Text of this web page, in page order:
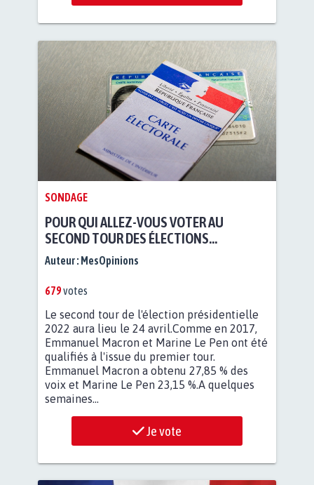
SONDAGE
POUR QUI ALLEZ-VOUS VOTER AU
SECOND TOUR DES ÉLECTIONS
PRÉSIDENTIELLES DE 2022 ?
Auteur : MesOpinions
679votes
Le second tour de l'élection présidentielle
2022 aura lieu le 24 avril.Comme en 2017,
Emmanuel Macron et Marine Le Pen ont été
qualifiés à l'issue du premier tour.
Emmanuel Macron a obtenu 27,85 % des
voix et Marine Le Pen 23,15 %.A quelques
semaines...
Je vote